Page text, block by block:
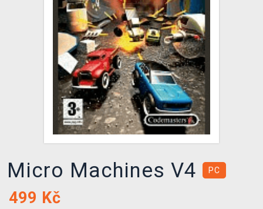
XZONE KLUB
TCG & BOARDGAME HUB
VÝKUP HER (BAZAR)
Micro Machines V4 PC
499 Kč